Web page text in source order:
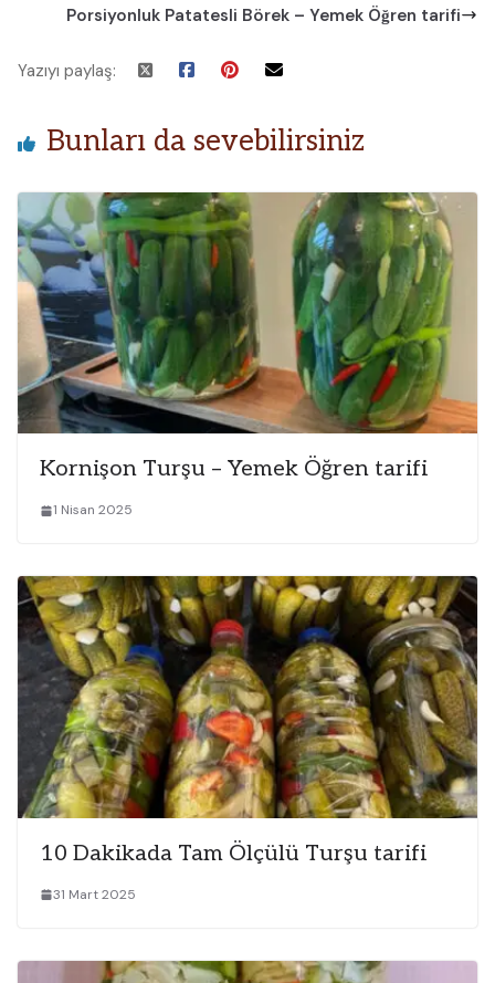
Porsiyonluk Patatesli Börek – Yemek Öğren tarifi
Yazıyı paylaş:
Bunları da sevebilirsiniz
Kornişon Turşu – Yemek Öğren tarifi
1 Nisan 2025
10 Dakikada Tam Ölçülü Turşu tarifi
31 Mart 2025